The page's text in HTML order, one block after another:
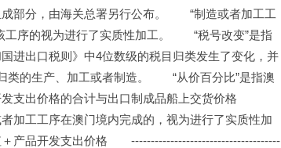
部分，由海关总署另行公布。　　“制造或者加工工
序的视为进行了实质性加工。　　“税号改变”是指
进出口税则》中4位数级的税目归类发生了变化，并
的生产、加工或者制造。　　“从价百分比”是指澳
支出价格的合计与出口制成品船上交货价格
加工工序在澳门境内完成的，视为进行了实质性加
产品开发支出价格　　--------------------------------------